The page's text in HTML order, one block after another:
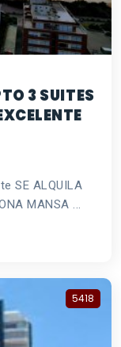
3 SUITES
SE ALQUILA
MANSA ...
5418